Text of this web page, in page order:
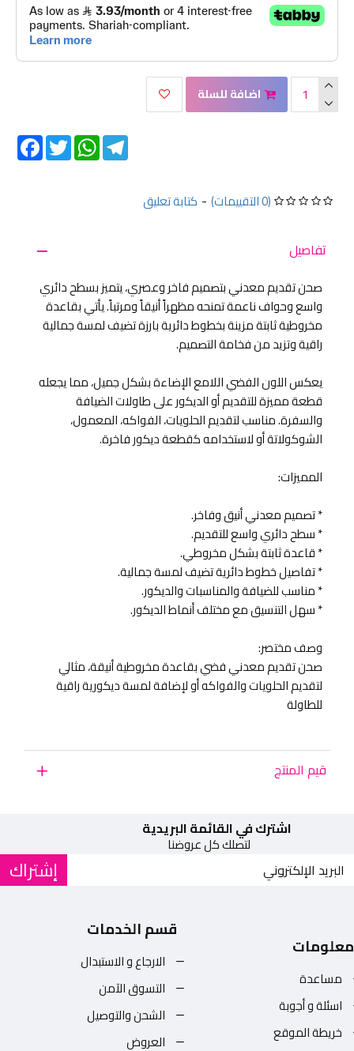
(0 التقييمات) - كتابة تعليق
اضافة للسلة
Twitter
WhatsAppTelegram
تفاصيل
صحن تقديم معدني بتصميم فاخر وعصري، يتميز بسطح دائري
واسع وحواف ناعمة تمنحه مظهراً أنيقاً ومرتباً. يأتي بقاعدة
مخروطية ثابتة مزينة بخطوط دائرية بارزة تضيف لمسة جمالية
راقية وتزيد من فخامة التصميم.
يعكس اللون الفضي اللامع الإضاءة بشكل جميل، مما يجعله
قطعة مميزة للتقديم أو الديكور على طاولات الضيافة
والسفرة. مناسب لتقديم الحلويات، الفواكه، المعمول،
الشوكولاتة أو لاستخدامه كقطعة ديكور فاخرة.
المميزات:
* تصميم معدني أنيق وفاخر.
* سطح دائري واسع للتقديم.
* قاعدة ثابتة بشكل مخروطي.
* تفاصيل خطوط دائرية تضيف لمسة جمالية.
* مناسب للضيافة والمناسبات والديكور.
* سهل التنسيق مع مختلف أنماط الديكور.
وصف مختصر:
صحن تقديم معدني فضي بقاعدة مخروطية أنيقة، مثالي
لتقديم الحلويات والفواكه أو لإضافة لمسة ديكورية راقية
للطاولة
قيم المنتج
اشترك في القائمة البريدية
لتصلك كل عروضنا
إشتراك
معلومات
مساعدة
اسئلة و أجوبة
خريطة الموقع
قسم الخدمات
الارجاع و الاستبدال
التسوق الآمن
الشحن والتوصيل
العروض